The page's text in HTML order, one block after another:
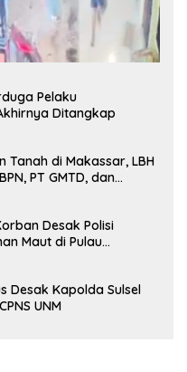
Pelaku
Ditangkap
Tanah di Makassar, LBH
PT GMTD, dan
Desak Polisi
Maut di Pulau
Desak Kapolda Sulsel
UNM